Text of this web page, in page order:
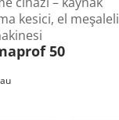
kesici, el meşaleli
50